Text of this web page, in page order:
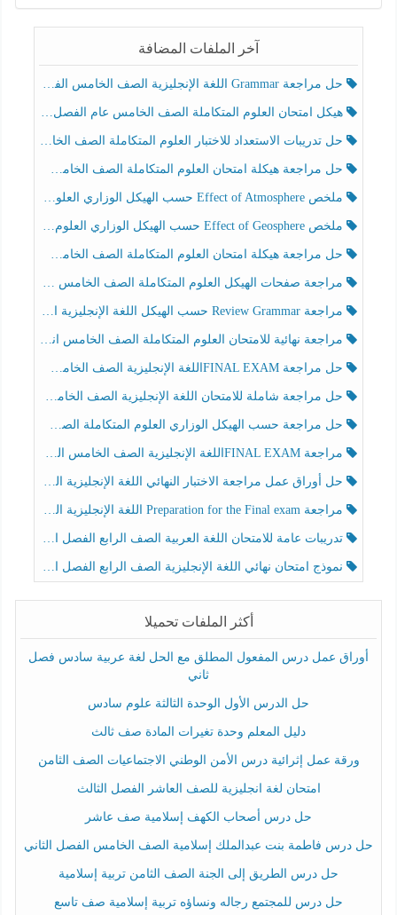
آخر الملفات المضافة
حل مراجعة Grammar اللغة الإنجليزية الصف الخامس الفصل الثالث
هيكل امتحان العلوم المتكاملة الصف الخامس عام الفصل الدراسي الثالث 2025-2026
حل تدريبات الاستعداد للاختبار العلوم المتكاملة الصف الخامس عام الفصل الثالث
حل مراجعة هيكلة امتحان العلوم المتكاملة الصف الخامس انسبير الفصل الثالث
ملخص Effect of Atmosphere حسب الهيكل الوزاري العلوم المتكاملة الصف الخامس انسبير الفصل الثالث
ملخص Effect of Geosphere حسب الهيكل الوزاري العلوم المتكاملة الصف الخامس انسبير الفصل الثالث
حل مراجعة هيكلة امتحان العلوم المتكاملة الصف الخامس عام الفصل الثالث
مراجعة صفحات الهيكل العلوم المتكاملة الصف الخامس انسبير الفصل الثالث
مراجعة Review Grammar حسب الهيكل اللغة الإنجليزية الصف الخامس الفصل الثالث
مراجعة نهائية للامتحان العلوم المتكاملة الصف الخامس انسبير الفصل الثالث
حل مراجعة FINAL EXAMاللغة الإنجليزية الصف الخامس الفصل الثالث
حل مراجعة شاملة للامتحان اللغة الإنجليزية الصف الخامس الفصل الثالث
حل مراجعة حسب الهيكل الوزاري العلوم المتكاملة الصف الخامس عام الفصل الثالث
مراجعة FINAL EXAMاللغة الإنجليزية الصف الخامس الفصل الثالث
حل أوراق عمل مراجعة الاختبار النهائي اللغة الإنجليزية الصف الرابع الفصل الثالث
مراجعة Preparation for the Final exam اللغة الإنجليزية الصف الرابع الفصل الثالث
تدريبات عامة للامتحان اللغة العربية الصف الرابع الفصل الثالث
نموذج امتحان نهائي اللغة الإنجليزية الصف الرابع الفصل الثالث
أكثر الملفات تحميلا
أوراق عمل درس المفعول المطلق مع الحل لغة عربية سادس فصل
ثاني
حل الدرس الأول الوحدة الثالثة علوم سادس
دليل المعلم وحدة تغيرات المادة صف ثالث
ورقة عمل إثرائية درس الأمن الوطني الاجتماعيات الصف الثامن
امتحان لغة انجليزية للصف العاشر الفصل الثالث
حل درس أصحاب الكهف إسلامية صف عاشر
حل درس فاطمة بنت عبدالملك إسلامية الصف الخامس الفصل الثاني
حل درس الطريق إلى الجنة الصف الثامن تربية إسلامية
حل درس للمجتمع رجاله ونساؤه تربية إسلامية صف تاسع